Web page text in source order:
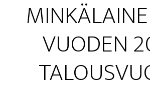
VUO­DEN